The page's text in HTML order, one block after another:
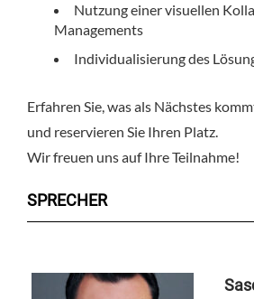
Nutzung einer visuellen
Managements
Individualisierung des
Erfahren Sie, was als Nächstes
und reservieren Sie Ihren Platz.
Wir freuen uns auf Ihre Teilnahme!
SPRECHER